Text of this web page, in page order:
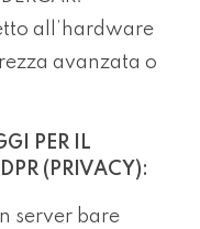
all’hardware
avanzata o
PER IL
(PRIVACY):
server bare